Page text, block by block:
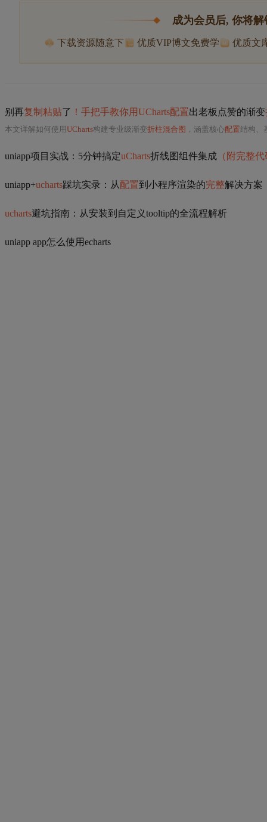
成为会员后, 你将解
下载资源随意下 优质VIP博文免费学 优质文
别再复制粘贴了 ！手把手教你用UCharts配置出老板点赞的渐变
本文详解如何使用UCharts构建专业级渐变折柱混合图 ，涵盖核心配置结构、基础混合图表搭建、渐变效果实现
uniapp项目实战：5分钟搞定uCharts折线图组件集成 （附完整
uniapp+ucharts踩坑实录：从配置到小程序渲染的完整解决方案
ucharts避坑指南：从安装到自定义tooltip的全流程解析
uniapp app怎么使用echarts